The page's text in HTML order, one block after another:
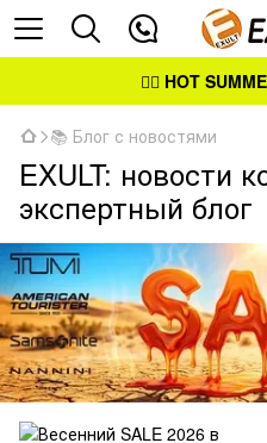
👉🏻 HOT
📚 Блог с новостями
EXULT: новости
экспертный блог